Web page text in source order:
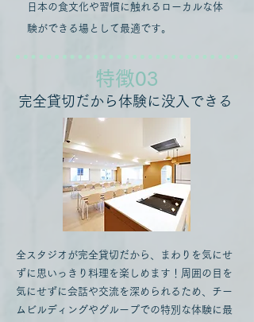
日本の食文化や習慣に触れるローカルな体
験ができる場として最適です。
​特徴03
完全貸切だから体験に没入できる
全スタジオが完全貸切だから、まわりを気にせ
ずに思いっきり料理を楽しめます！周囲の目を
気にせずに会話や交流を深められるため、チー
ムビルディングやグループでの特別な体験に最